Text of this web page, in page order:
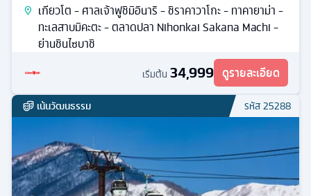
เกียวโต - ศาลเจ้าฟูชิมิอินาริ - ชิราคาวาโกะ - ทาคายาม่า -
ทะเลสาบมิคะตะ - ตลาดปลา Nihonkai Sakana Machi -
ย่านชินไซบาชิ
เริ่มต้น 34,999 ดูรายละเอียด
เน้นวัฒนธรรม รหัส25288